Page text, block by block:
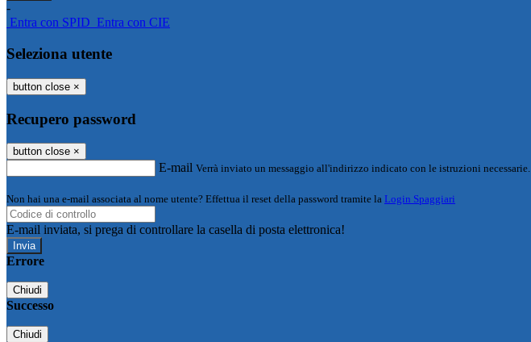
-
Entra con SPID Entra con CIE
Seleziona utente
button close ×
Recupero password
button close ×
E-mail Verrà inviato un messaggio all'indirizzo indicato con le istruzioni necessarie.
Non hai una e-mail associata al nome utente? Effettua il reset della password tramite la Login Spaggiari
E-mail inviata, si prega di controllare la casella di posta elettronica!
Errore
Chiudi
Successo
Chiudi